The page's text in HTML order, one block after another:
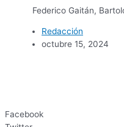
Federico Gaitán,
Redacción
octubre 15, 2024
Facebook